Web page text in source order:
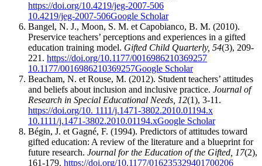
https://doi.org/10.4219/jeg-2007-506
10.4219/jeg-2007-506Google Scholar
Bangel, N. J., Moon, S. M. et Capobianco, B. M. (2010).
Preservice teachers’ perceptions and experiences in a gifted
education training model. Gifted Child Quarterly, 54(3), 209-
221. https://doi.org/10.1177/0016986210369257
10.1177/0016986210369257Google Scholar
Beacham, N. et Rouse, M. (2012). Student teachers’ attitudes
and beliefs about inclusion and inclusive practice. Journal of
Research in Special Educational Needs, 12(1), 3-11.
https://doi.org/10. 1111/j.1471-3802.2010.01194.x
10.1111/j.1471-3802.2010.01194.xGoogle Scholar
Bégin, J. et Gagné, F. (1994). Predictors of attitudes toward
gifted education: A review of the literature and a blueprint for
future research. Journal for the Education of the Gifted, 17(2),
161-179. https://doi.org/10.1177/016235329401700206